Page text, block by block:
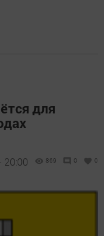
для
20:00 869 0 0